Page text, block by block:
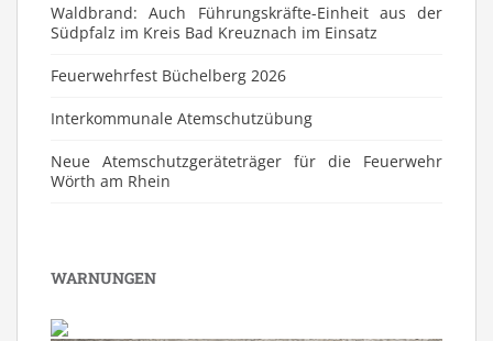
Waldbrand: Auch Führungskräfte-Einheit aus der
Südpfalz im Kreis Bad Kreuznach im Einsatz
Feuerwehrfest Büchelberg 2026
⁠Interkommunale Atemschutzübung
Neue Atemschutzgeräteträger für die Feuerwehr
Wörth am Rhein
WARNUNGEN